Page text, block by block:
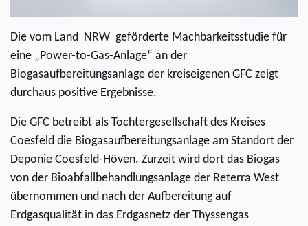
Die vom Land NRW geförderte Machbarkeitsstudie für
eine „Power-to-Gas-Anlage“ an der
Biogasaufbereitungsanlage der kreiseigenen GFC zeigt
durchaus positive Ergebnisse.
Die GFC betreibt als Tochtergesellschaft des Kreises
Coesfeld die Biogasaufbereitungsanlage am Standort der
Deponie Coesfeld-Höven. Zurzeit wird dort das Biogas
von der Bioabfallbehandlungsanlage der Reterra West
übernommen und nach der Aufbereitung auf
Erdgasqualität in das Erdgasnetz der Thyssengas